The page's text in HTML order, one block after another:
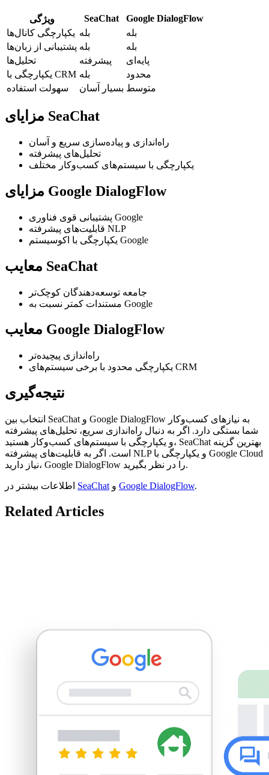
ویژگی SeaChat
Google DialogFlow
یکپارچگی کانال‌ها بله
بله
پشتیبانی از زبان‌ها بله
بله
تحلیل‌ها
پیشرفته
پایه‌ای
یکپارچگی با CRM بله
محدود
سهولت استفاده
بسیار آسان متوسط
مزایای SeaChat
راه‌اندازی و پیاده‌سازی سریع و آسان
تحلیل‌های پیشرفته
یکپارچگی با سیستم‌های کسب‌وکار مختلف
مزایای Google DialogFlow
پشتیبانی قوی فناوری Google
قابلیت‌های پیشرفته NLP
یکپارچگی با اکوسیستم Google
معایب SeaChat
جامعه توسعه‌دهندگان کوچک‌تر
مستندات کمتر نسبت به Google
معایب Google DialogFlow
راه‌اندازی پیچیده‌تر
یکپارچگی محدود با برخی سیستم‌های CRM
نتیجه‌گیری
انتخاب بین SeaChat و Google DialogFlow به نیازهای کسب‌وکار
شما بستگی دارد. اگر به دنبال راه‌اندازی سریع، تحلیل‌های پیشرفته
و یکپارچگی با سیستم‌های کسب‌وکار هستید، SeaChat بهترین گزینه
است. اگر به قابلیت‌های پیشرفته NLP و یکپارچگی با Google Cloud
نیاز دارید، Google DialogFlow را در نظر بگیرید.
SeaChat Google DialogFlow.
Related Articles